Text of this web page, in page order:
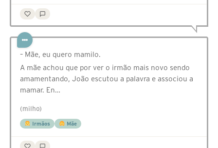
– Mãe, eu quero mamilo.
A mãe achou que por ver o irmão mais novo sendo
amamentando, João escutou a palavra e associou a
mamar. En…
(milho)
Irmãos Mãe